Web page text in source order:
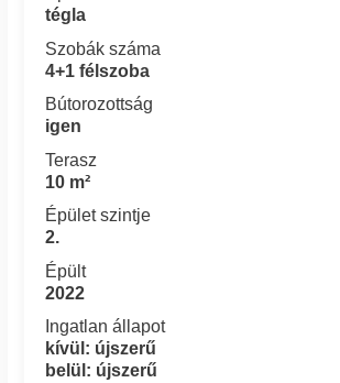
tégla
Szobák száma
4+1 félszoba
Bútorozottság
igen
Terasz
10 m²
Épület szintje
2.
Épült
2022
Ingatlan állapot
kívül: újszerű
belül: újszerű